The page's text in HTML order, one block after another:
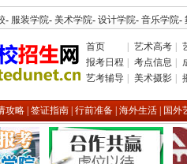
- 服装学院- 美术学院- 设计学院- 音乐学院-
首页 艺术高考
报考日程
考点信息
艺考辅导
美术摄影
攻略 签证指南 行前准备 海外生活 国外